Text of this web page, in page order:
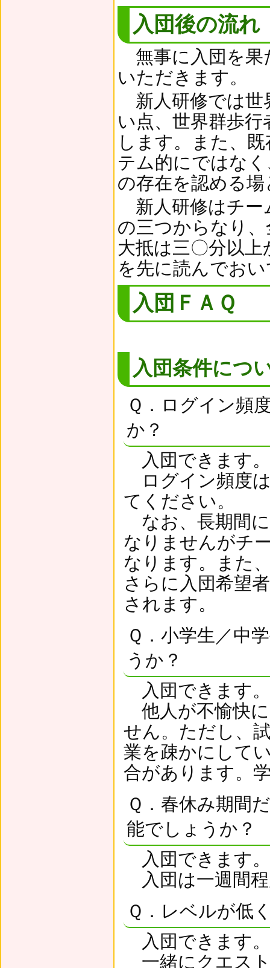
入団後の流れ
無事に入団を果
いただきます。
新人研修では世
い点、世界群歩
します。また、
テム的にではな
の存在を認める
新人研修はチー
の三つからなり
大抵は三〇分以
を先に読んでお
入団ＦＡＱ
入団条件につ
Ｑ．ログイン頻
か？
入団できます。
ログイン頻度
てください。
なお、長期間
なりませんがチ
なります。また
さらに入団希望
されます。
Ｑ．小学生／中
うか？
入団できます。
他人が不愉快
せん。ただし、
業を疎かにして
合があります。
Ｑ．春休み期間
能でしょうか？
入団できます。
入団は一週間
Ｑ．レベルが低
入団できます。
一緒にクエス